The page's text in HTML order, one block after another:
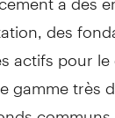
des
actifs pour
gamme très